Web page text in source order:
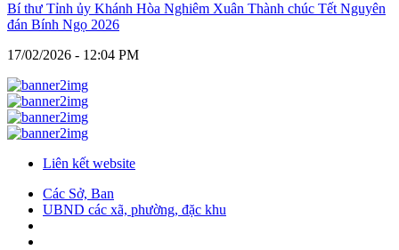
Bí thư Tỉnh ủy Khánh Hòa Nghiêm Xuân Thành chúc Tết Nguyên
đán Bính Ngọ 2026
17/02/2026 - 12:04 PM
Liên kết website
Các Sở, Ban
UBND các xã, phường, đặc khu